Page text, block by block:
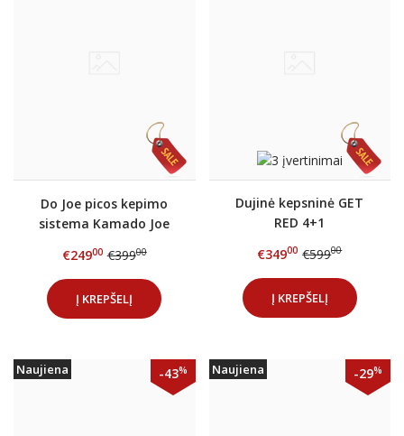
Do Joe picos kepimo
sistema Kamado Joe
€24900 €39900
Į KREPŠELĮ
Dujinė kepsninė GET
RED 4+1
€34900 €59900
Į KREPŠELĮ
Naujiena -43% Naujiena -29%